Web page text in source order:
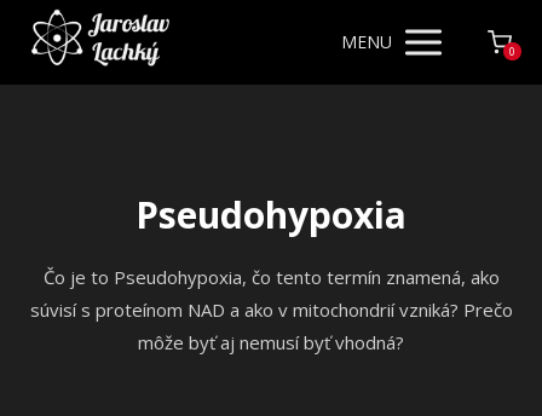
MENU 0
Pseudohypoxia
Čo je to Pseudohypoxia, čo tento termín znamená, ako
súvisí s proteínom NAD a ako v mitochondrií vzniká? Prečo
môže byť aj nemusí byť vhodná?